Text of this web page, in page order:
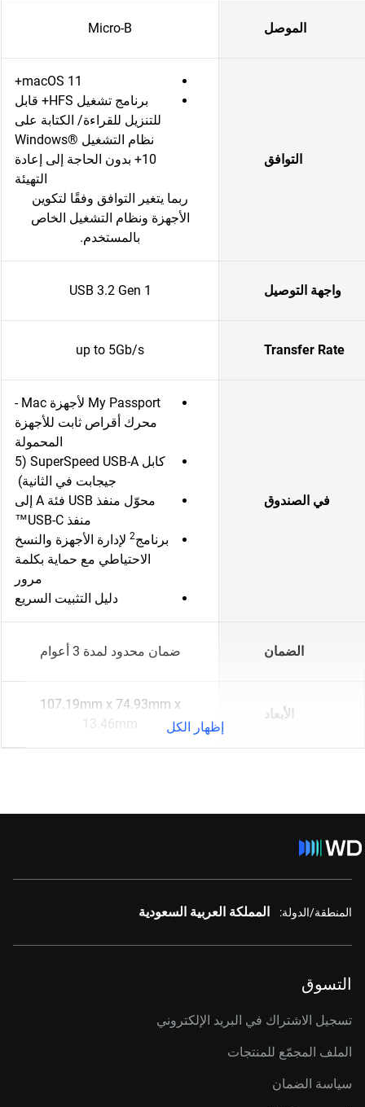
الموصل Micro-B
التوافق
macOS 11+
برنامج تشغيل HFS+ قابل
للتنزيل للقراءة/ الكتابة على
نظام التشغيل Windows®
10+ بدون الحاجة إلى إعادة
التهيئة
ربما يتغير التوافق وفقًا لتكوين
الأجهزة ونظام التشغيل الخاص
بالمستخدم.
واجهة التوصيل USB 3.2 Gen 1
Transfer Rate
up to 5Gb/s
في الصندوق
My Passport لأجهزة Mac -
محرك أقراص ثابت للأجهزة
المحمولة
كابل SuperSpeed USB-A (5
جيجابت في الثانية)
محوّل منفذ USB فئة A إلى
منفذ USB-C™
برنامج2 لإدارة الأجهزة والنسخ
الاحتياطي مع حماية بكلمة
مرور
دليل التثبيت السريع
الضمان ضمان محدود لمدة 3 أعوام
الأبعاد
107.19mm x 74.93mm x
13.46mm
إظهار الكل
المنطقة/الدولة: المملكة العربية السعودية
التسوق
تسجيل الاشتراك في البريد الإلكتروني
الملف المجمّع للمنتجات
سياسة الضمان